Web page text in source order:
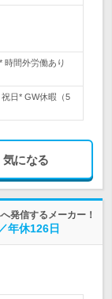
時間外労働あり
祝日* GW休暇（5
気になる
発信するメーカー！
年休126日